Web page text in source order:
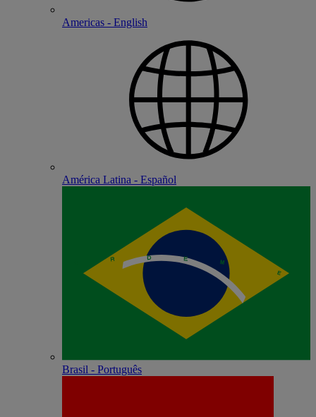
Americas - English
América Latina - Español
Brasil - Português